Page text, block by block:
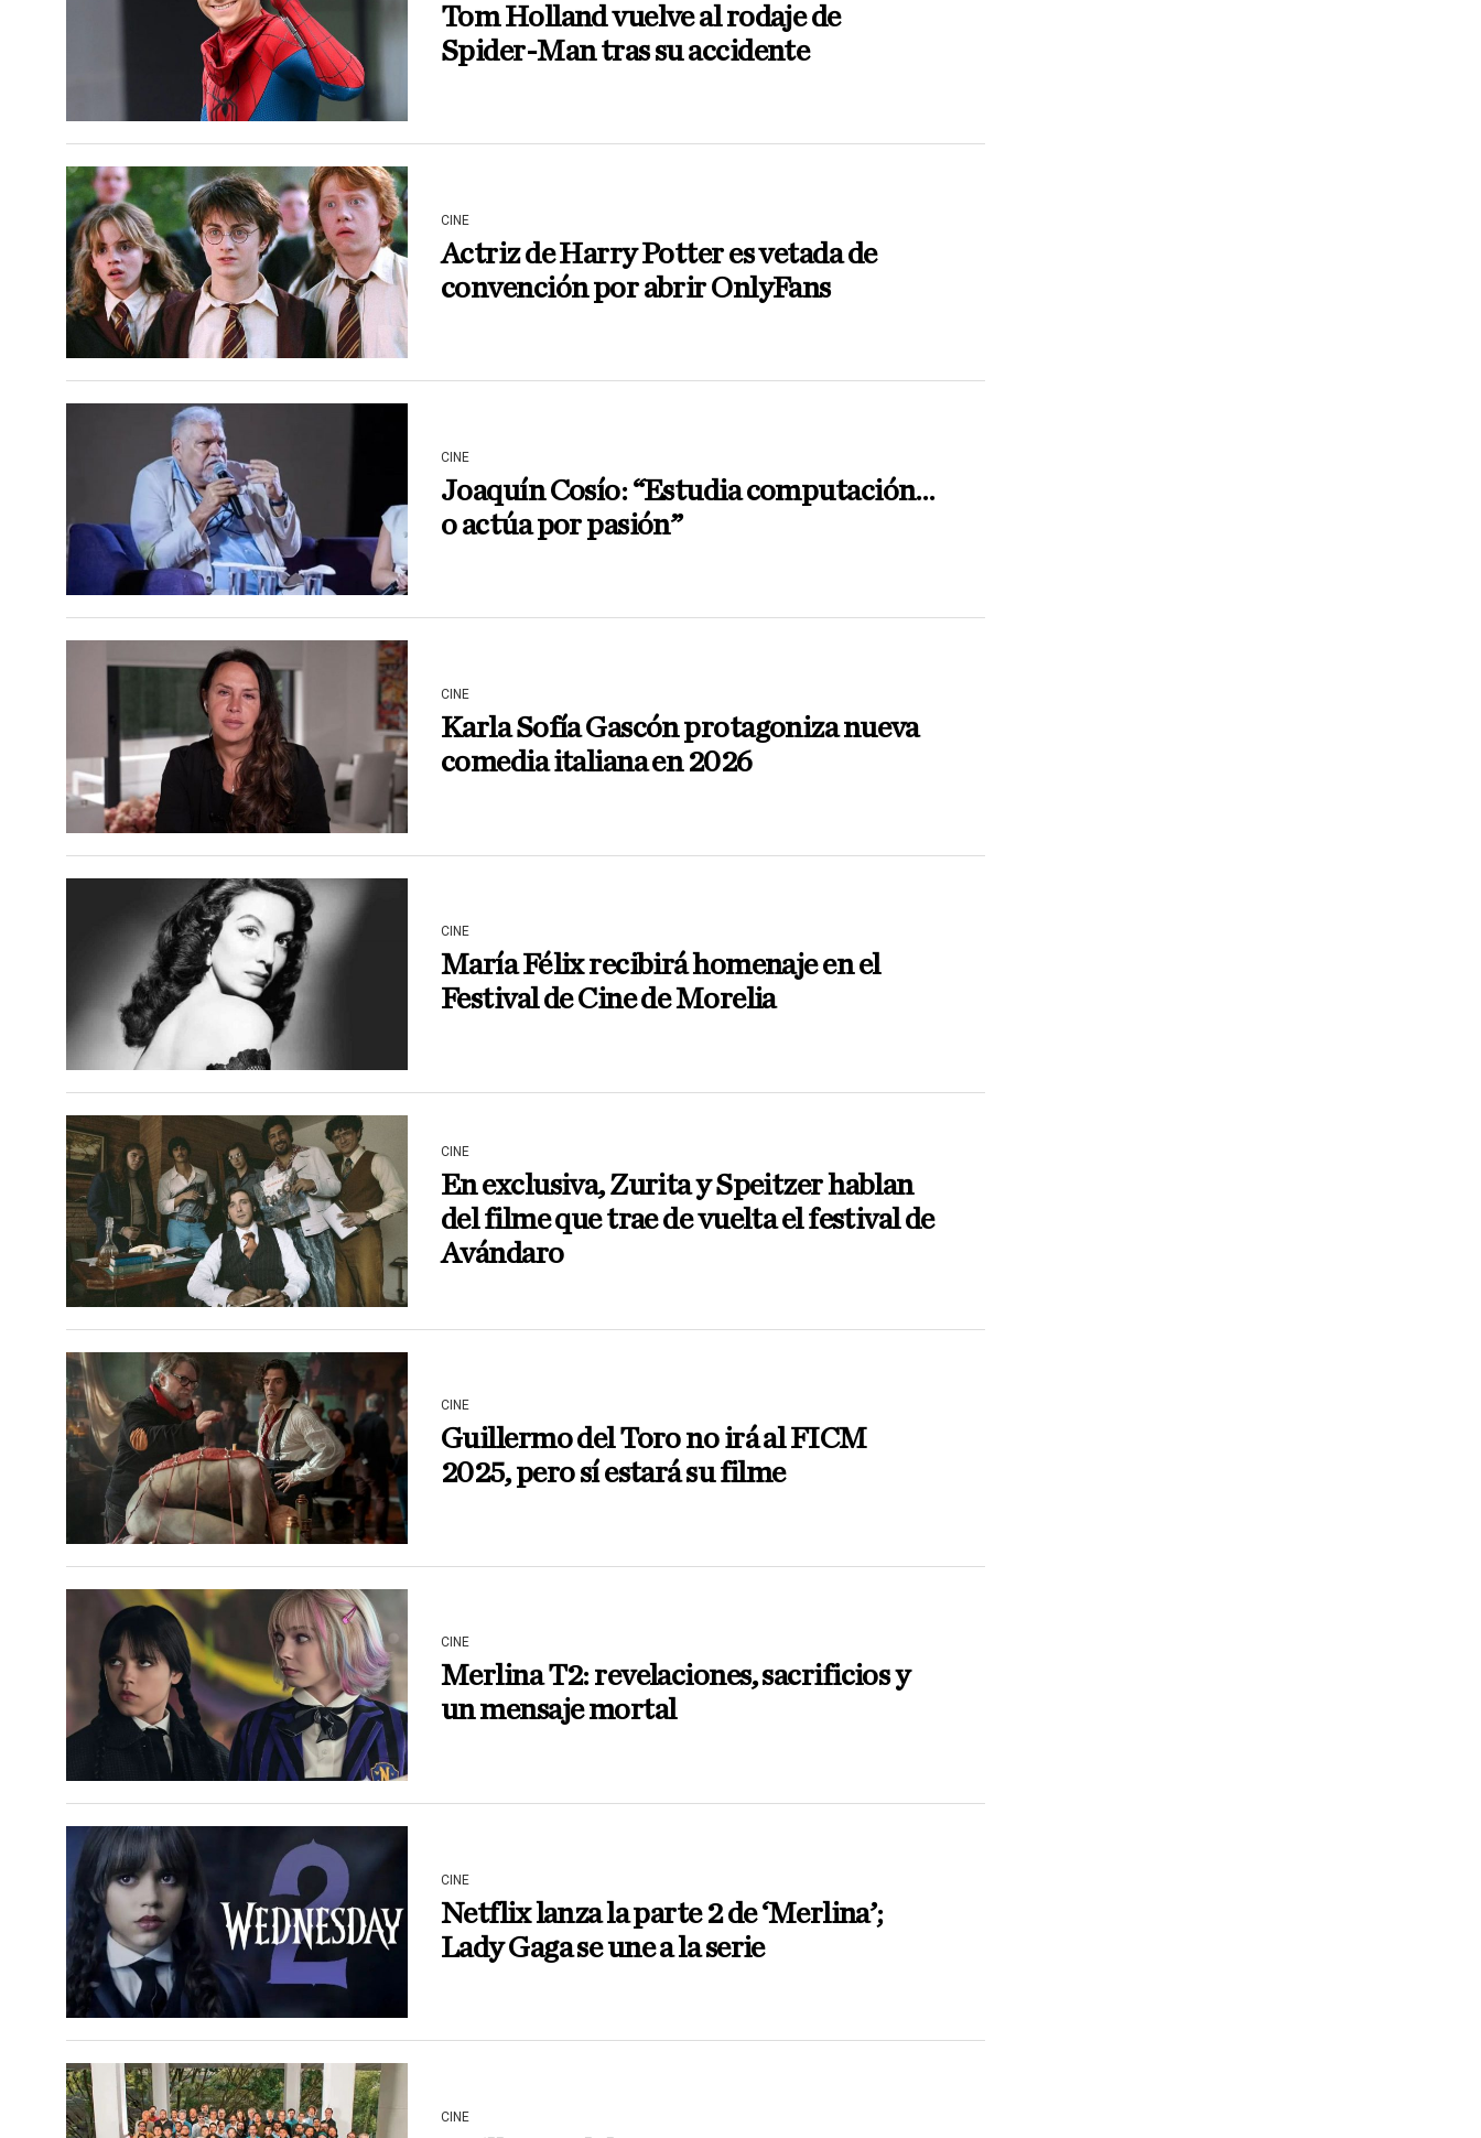
Tom Holland vuelve al rodaje de
Spider-Man tras su accidente
CINE
Actriz de Harry Potter es vetada de
convención por abrir OnlyFans
CINE
Joaquín Cosío: “Estudia computación…
o actúa por pasión”
CINE
Karla Sofía Gascón protagoniza nueva
comedia italiana en 2026
CINE
María Félix recibirá homenaje en el
Festival de Cine de Morelia
CINE
En exclusiva, Zurita y Speitzer hablan
del filme que trae de vuelta el festival de
Avándaro
CINE
Guillermo del Toro no irá al FICM
2025, pero sí estará su filme
CINE
Merlina T2: revelaciones, sacrificios y
un mensaje mortal
CINE
Netflix lanza la parte 2 de ‘Merlina’;
Lady Gaga se une a la serie
CINE